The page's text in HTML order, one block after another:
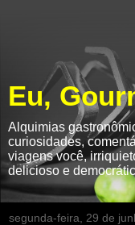
Eu,
Alquimias
curiosidades,
viagens você,
delicioso e
segunda-feira, 29 de